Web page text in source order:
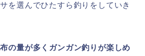
を選んでひたすら釣りをしていき
の量が多くガンガン釣りが楽しめ